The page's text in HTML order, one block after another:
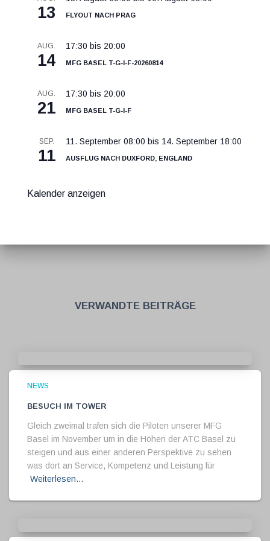
13 Flyout nach Prag
AUG.
14
17:30 bis 20:00
MFG Basel T-G-I-F-20260814
AUG.
21
17:30 bis 20:00
MFG Basel T-G-I-F
SEP.
11
11. September 08:00 bis 14. September 18:00
Ausflug nach Duxford, England
Kalender anzeigen
Verwandte Beiträge
NEWS
Besuch im Tower
Gleich zweimal trafen sich die Piloten unserer MFG
Basel im November um in die Höhen der ATC Basel zu
steigen und aus einer anderen Perspektive zu sehen
was dort an Service, Kompetenz und Leistung für
Weiterlesen…